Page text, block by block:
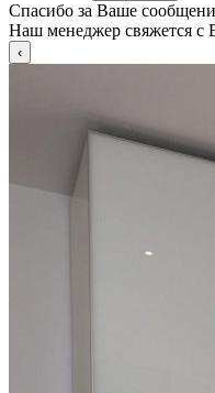
Спасибо за Ваше
Наш менеджер свяжется с